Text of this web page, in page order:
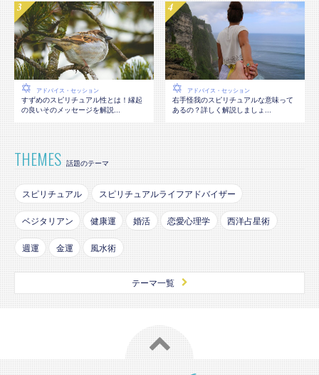
アドバイス・セッション
すずめのスピリチュアル性とは！縁起
の良いそのメッセージを解説...
アドバイス・セッション
右手怪我のスピリチュアルな意味って
あるの？詳しく解説しましょ...
THEMES 話題のテーマ
スピリチュアル スピリチュアルライフアドバイザー
ベジタリアン 健康運 婚活 恋愛心理学 西洋占星術
週運 金運 風水術
テーマ一覧